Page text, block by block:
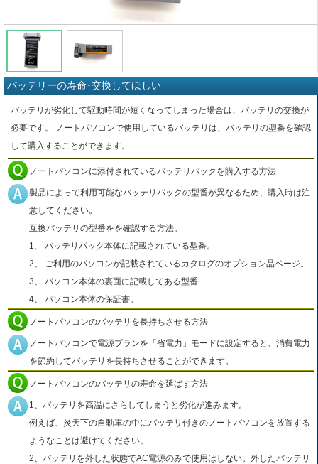
バッテリーの寿命･交換してほしい
バッテリが劣化して駆動時間が短くなってしまった場合は、バッテリの交換が
必要です。 ノートパソコンで使用しているバッテリは、バッテリの型番を確認
して購入することができます。
ノートパソコンに添付されているバッテリパックを購入する方法
製品によって利用可能なバッテリパックの型番が異なるため、購入時は注
意してください。
互換バッテリの型番をを確認する方法。
1、 バッテリパック本体に記載されている型番。
2、 ご利用のパソコンが記載されているカタログのオプション品ページ。
3、 パソコン本体の裏面に記載してある型番
4、 パソコン本体の保証書。
ノートパソコンのバッテリを長持ちさせる方法
ノートパソコンで電源プランを「省電力」モードに設定すると、消費電力
を節約してバッテリを長持ちさせることができます。
ノートパソコンのバッテリの寿命を延ばす方法
1、バッテリを高温にさらしてしまうと劣化が進みます。
例えば、炎天下の自動車の中にバッテリ付きのノートパソコンを放置する
ようなことは避けてください。
2、バッテリを外した状態でAC電源のみで使用はしない。外したバッテリ